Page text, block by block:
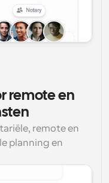
remote en
remote en
planning en